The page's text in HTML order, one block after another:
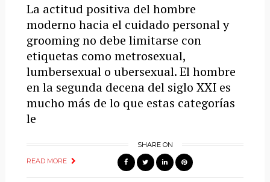
La actitud positiva del hombre
moderno hacia el cuidado personal y
grooming no debe limitarse con
etiquetas como metrosexual,
lumbersexual o ubersexual. El hombre
en la segunda decena del siglo XXI es
mucho más de lo que estas categorías
le
READ MORE
SHARE ON